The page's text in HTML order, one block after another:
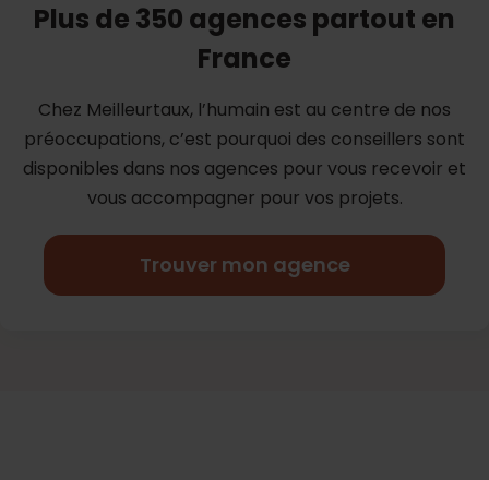
Plus de 350 agences partout en
France
Chez Meilleurtaux, l’humain est au centre de nos
préoccupations, c’est pourquoi des conseillers sont
disponibles dans nos agences pour vous recevoir et
vous accompagner pour vos projets.
Trouver mon agence